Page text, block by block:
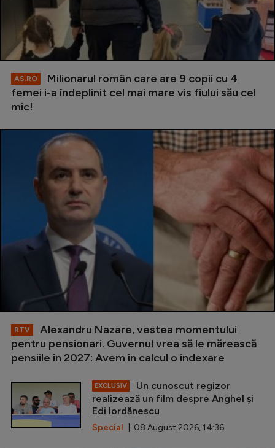
AS.RO
Milionarul român care are 9 copii cu 4
femei i-a îndeplinit cel mai mare vis fiului său cel
mic!
RTV
Alexandru Nazare, vestea momentului
pentru pensionari. Guvernul vrea să le mărească
pensiile în 2027: Avem în calcul o indexare
EXCLUSIV
Un cunoscut regizor
realizează un film despre Anghel și
Edi Iordănescu
Special | 08 August 2026, 14:36